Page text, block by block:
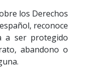
los Derechos
reconoce
a ser protegido
abandono o